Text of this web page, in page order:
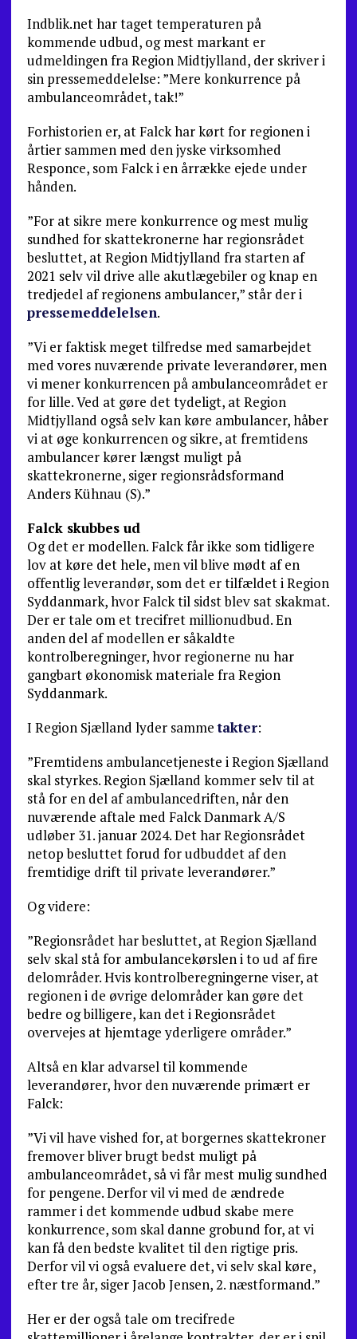
Indblik.net har taget temperaturen på
kommende udbud, og mest markant er
udmeldingen fra Region Midtjylland, der skriver i
sin pressemeddelelse: ”Mere konkurrence på
ambulanceområdet, tak!”
Forhistorien er, at Falck har kørt for regionen i
årtier sammen med den jyske virksomhed
Responce, som Falck i en årrække ejede under
hånden.
”For at sikre mere konkurrence og mest mulig
sundhed for skattekronerne har regionsrådet
besluttet, at Region Midtjylland fra starten af
2021 selv vil drive alle akutlægebiler og knap en
tredjedel af regionens ambulancer,” står der i
pressemeddelelsen.
”Vi er faktisk meget tilfredse med samarbejdet
med vores nuværende private leverandører, men
vi mener konkurrencen på ambulanceområdet er
for lille. Ved at gøre det tydeligt, at Region
Midtjylland også selv kan køre ambulancer, håber
vi at øge konkurrencen og sikre, at fremtidens
ambulancer kører længst muligt på
skattekronerne, siger regionsrådsformand
Anders Kühnau (S).”
Falck skubbes ud
Og det er modellen. Falck får ikke som tidligere
lov at køre det hele, men vil blive mødt af en
offentlig leverandør, som det er tilfældet i Region
Syddanmark, hvor Falck til sidst blev sat skakmat.
Der er tale om et trecifret millionudbud. En
anden del af modellen er såkaldte
kontrolberegninger, hvor regionerne nu har
gangbart økonomisk materiale fra Region
Syddanmark.
I Region Sjælland lyder sammetakter:
”Fremtidens ambulancetjeneste i Region Sjælland
skal styrkes. Region Sjælland kommer selv til at
stå for en del af ambulancedriften, når den
nuværende aftale med Falck Danmark A/S
udløber 31. januar 2024. Det har Regionsrådet
netop besluttet forud for udbuddet af den
fremtidige drift til private leverandører.”
Og videre:
”Regionsrådet har besluttet, at Region Sjælland
selv skal stå for ambulancekørslen i to ud af fire
delområder. Hvis kontrolberegningerne viser, at
regionen i de øvrige delområder kan gøre det
bedre og billigere, kan det i Regionsrådet
overvejes at hjemtage yderligere områder.”
Altså en klar advarsel til kommende
leverandører, hvor den nuværende primært er
Falck:
”Vi vil have vished for, at borgernes skattekroner
fremover bliver brugt bedst muligt på
ambulanceområdet, så vi får mest mulig sundhed
for pengene. Derfor vil vi med de ændrede
rammer i det kommende udbud skabe mere
konkurrence, som skal danne grobund for, at vi
kan få den bedste kvalitet til den rigtige pris.
Derfor vil vi også evaluere det, vi selv skal køre,
efter tre år, siger Jacob Jensen, 2. næstformand.”
Her er der også tale om trecifrede